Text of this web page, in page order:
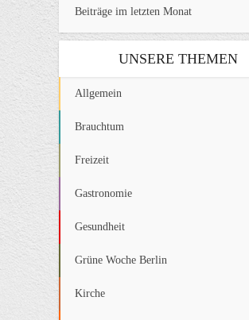
Beiträge im letzten Monat
UNSERE THEMEN
Allgemein
Brauchtum
Freizeit
Gastronomie
Gesundheit
Grüne Woche Berlin
Kirche